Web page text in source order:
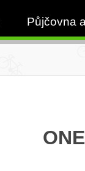
Půjčovna